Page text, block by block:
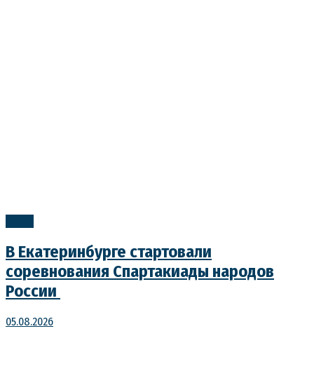
В Екатеринбурге стартовали
соревнования Спартакиады народов
России
05.08.2026